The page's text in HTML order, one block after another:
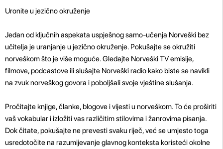
Uronite u jezično okruženje
Jedan od ključnih aspekata uspješnog samo-učenja Norveški bez
učitelja je uranjanje u jezično okruženje. Pokušajte se okružiti
norveškom što je više moguće. Gledajte Norveški TV emisije,
filmove, podcastove ili slušajte Norveški radio kako biste se navikli
na zvuk norveškog govora i poboljšali svoje vještine slušanja.
Pročitajte knjige, članke, blogove i vijesti u norveškom. To će proširiti
vaš vokabular i izložiti vas različitim stilovima i žanrovima pisanja.
Dok čitate, pokušajte ne prevesti svaku riječ, već se umjesto toga
usredotočite na razumijevanje glavnog konteksta koristeći okolne